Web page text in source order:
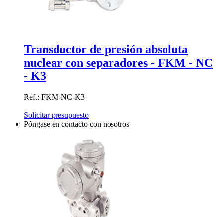
Transductor de presión absoluta
nuclear con separadores - FKM - NC
- K3
Ref.: FKM-NC-K3
Solicitar presupuesto
Póngase en contacto con nosotros